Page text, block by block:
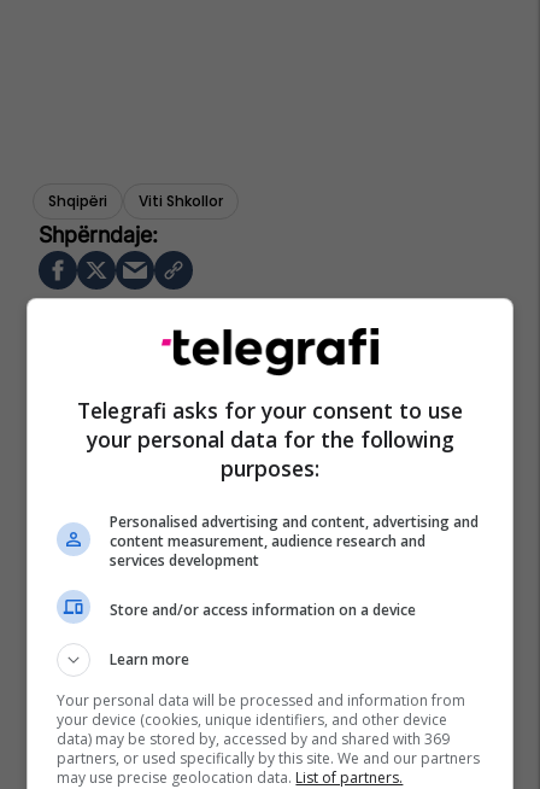
Shqipëri Viti Shkollor
Telegrafi asks for your consent to use
your personal data for the following
purposes:
Personalised advertising and content, advertising and
content measurement, audience research and
services development
Store and/or access information on a device
Learn more
Your personal data will be processed and information from
your device (cookies, unique identifiers, and other device
data) may be stored by, accessed by and shared with 369
partners, or used specifically by this site. We and our partners
may use precise geolocation data. List of partners.